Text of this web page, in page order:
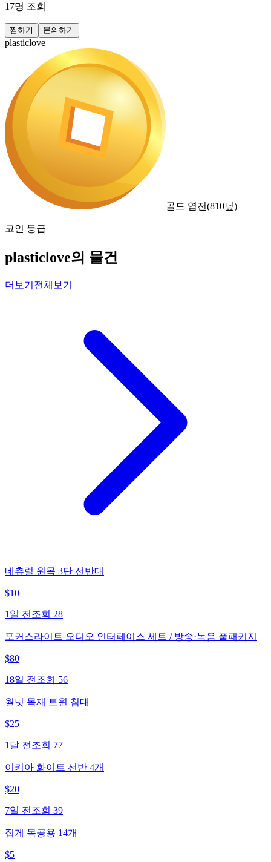
17명 조회
찜하기 문의하기
plasticlove
골드 엽전(810닢)
코인 등급
plasticlove의 물건
더보기 전체보기
네츄럴 원목 3단 선반대
$10
1일 전 조회 28
포커스라이트 오디오 인터페이스 세트 / 방송·녹음 풀패키지
$80
18일 전 조회 56
월넛 목재 트윈 침대
$25
1달 전 조회 77
이키아 화이트 선반 4개
$20
7일 전 조회 39
집게 목공용 14개
$5